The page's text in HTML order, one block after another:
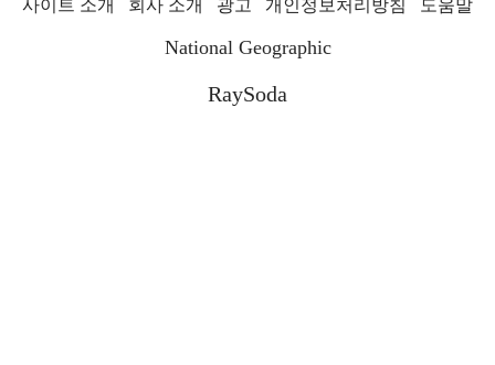
사이트 소개 회사 소개 광고 개인정보처리방침 도움말
National Geographic
RaySoda